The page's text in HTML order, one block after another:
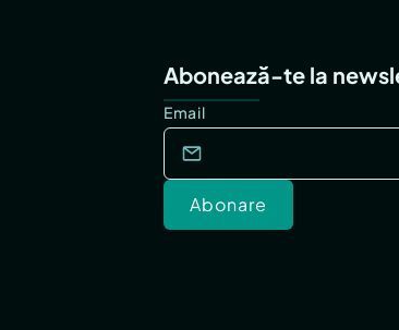
Abonează-te la
Email
Abonare